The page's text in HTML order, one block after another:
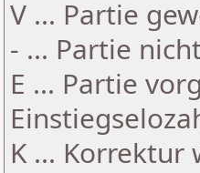
V ... Partie
- ... Partie
E ... Partie
K ... Korrektur